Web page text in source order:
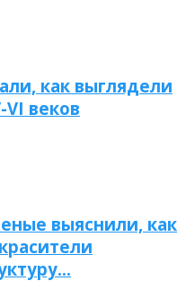
как выглядели
веков
выяснили, как